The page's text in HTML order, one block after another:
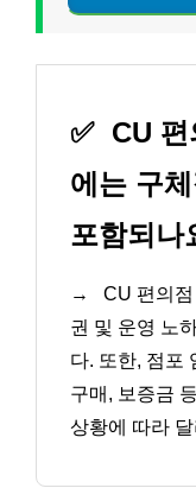
✅ CU 편
에는 구
포함되나
→
CU 편의
권 및 운영 노
다. 또한, 점포
구매, 보증금
상황에 따라